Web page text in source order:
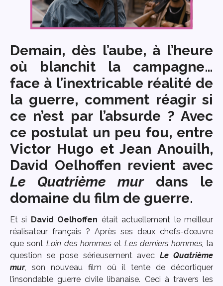
Demain, dès l’aube, à l’heure
où blanchit la campagne…
face à l’inextricable réalité de
la guerre, comment réagir si
ce n’est par l’absurde ? Avec
ce postulat un peu fou, entre
Victor Hugo et Jean Anouilh,
David Oelhoffen revient avec
Le Quatrième murdans le
domaine du film de guerre.
Et si David Oelhoffen était actuellement le meilleur
réalisateur français ? Après ses deux chefs-d’œuvre
que sont Loin des hommes et Les derniers hommes, la
question se pose sérieusement avec Le Quatrième
mur, son nouveau film où il tente de décortiquer
l’insondable guerre civile libanaise. Ceci à travers les